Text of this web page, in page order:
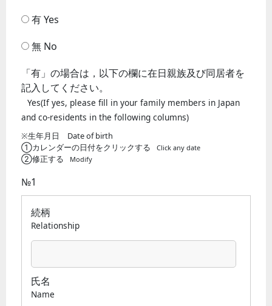
有 Yes
無 No
「有」の場合は，以下の欄に在日親族及び同居者を
記入してください。
Yes(If yes, please fill in your family members in Japan
and co-residents in the following columns)
※生年月日 Date of birth
①カレンダーの日付をクリックする
Click any date
②修正する Modify
№1
続柄
Relationship
氏名
Name